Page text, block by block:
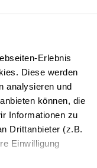
Erlebnis
Diese werden
analysieren und
können, die
Informationen zu
Drittanbieter (z.B.
Einwilligung
der
ganz aufsaugen.
Die Vielfalt der
Wüsten über
grünen
lohnt sich! Die
in magische Farben